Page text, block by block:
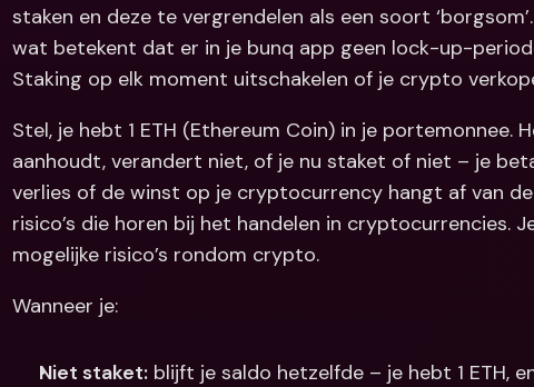
staken en deze te vergrendelen als een soort
wat betekent dat er in je bunq app geen lock-up-
Staking op elk moment uitschakelen of je crypto
Stel, je hebt 1 ETH (Ethereum Coin) in je
aanhoudt, verandert niet, of je nu staket of niet – je
verlies of de winst op je cryptocurrency hangt af van
risico’s die horen bij het handelen in cryptocurrencies.
mogelijke risico’s rondom crypto.
Wanneer je:
Niet staket: blijft je saldo hetzelfde – je hebt 1 ETH,